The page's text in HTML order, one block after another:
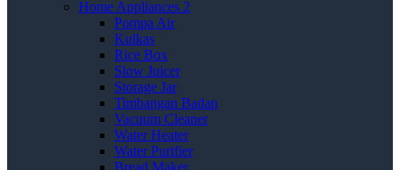
Home Appliances 2
Pompa Air
Kulkas
Rice Box
Slow Juicer
Storage Jar
Timbangan Badan
Vacuum Cleaner
Water Heater
Water Purifier
Bread Maker